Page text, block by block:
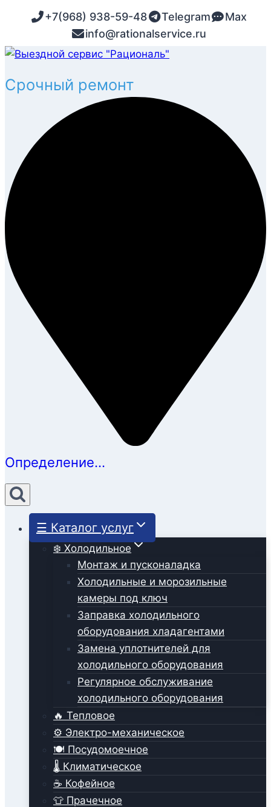
Перейти
содержимому
+7(968) 938-59-48 Telegram
Max
info@rationalservice.ru
Срочный ремонт
Определение...
☰ Каталог услуг
❄️ Холодильное
Монтаж и пусконаладка
Холодильные и морозильные
камеры под ключ
Заправка холодильного
оборудования хладагентами
Замена уплотнителей для
холодильного оборудования
Регулярное обслуживание
холодильного оборудования
🔥 Тепловое
⚙️ Электро-механическое
🍽️ Посудомоечное
🌡️ Климатическое
☕ Кофейное
👕 Прачечное